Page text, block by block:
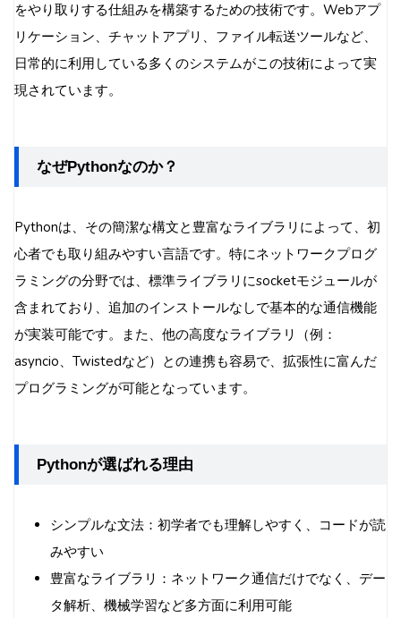
をやり取りする仕組みを構築するための技術です。Webアプ
リケーション、チャットアプリ、ファイル転送ツールなど、
日常的に利用している多くのシステムがこの技術によって実
現されています。
なぜPythonなのか？
Pythonは、その簡潔な構文と豊富なライブラリによって、初
心者でも取り組みやすい言語です。特にネットワークプログ
ラミングの分野では、標準ライブラリにsocketモジュールが
含まれており、追加のインストールなしで基本的な通信機能
が実装可能です。また、他の高度なライブラリ（例：
asyncio、Twistedなど）との連携も容易で、拡張性に富んだ
プログラミングが可能となっています。
Pythonが選ばれる理由
シンプルな文法：初学者でも理解しやすく、コードが読
みやすい
豊富なライブラリ：ネットワーク通信だけでなく、デー
タ解析、機械学習など多方面に利用可能